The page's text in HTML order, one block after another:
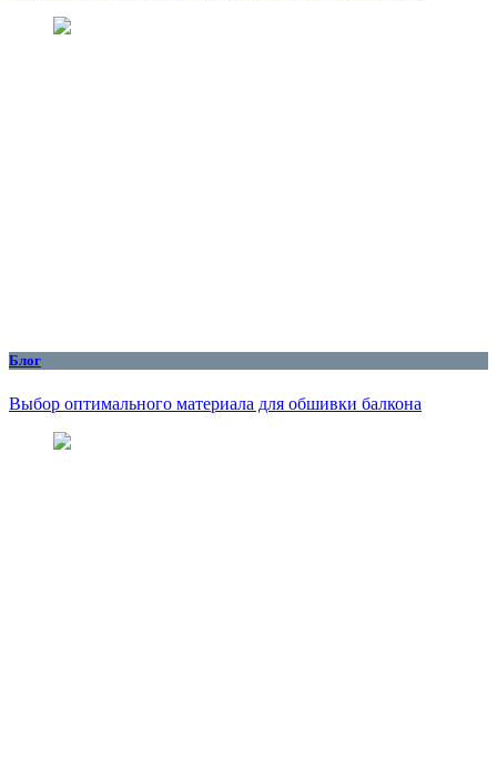
Блог
Выбор оптимального материала для обшивки балкона